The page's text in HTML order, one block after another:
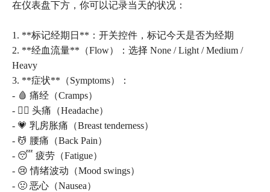
在仪表盘下方，你可以记录当天的状况：
1. **标记经期日**：开关控件，标记今天是否为经期
2. **经血流量**（Flow）：选择 None / Light / Medium /
Heavy
3. **症状**（Symptoms）：
- 🩸 痛经（Cramps）
- 😮‍💨 头痛（Headache）
- 💗 乳房胀痛（Breast tenderness）
- 💆 腰痛（Back Pain）
- 😴 疲劳（Fatigue）
- 😢 情绪波动（Mood swings）
- 🤢 恶心（Nausea）